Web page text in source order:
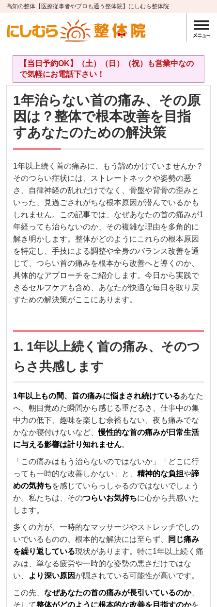
高知の整体【医療従事者やプロも通う整体院】にしむら整体院
【当日予約OK】（土）（日）（祝）も営業中なの
で気軽にお電話下さい！
1年治らない首の痛み、その原
因は？整体で根本改善を目指
すあなたのための解決策
1年以上続く首の痛みに、もう諦めかけていませんか？
そのつらい症状には、ストレートネックや姿勢の悪
さ、自律神経の乱れだけでなく、骨盤や背骨の歪みと
いった、見過ごされがちな根本原因が潜んでいるかも
しれません。この記事では、なぜあなたの首の痛みが1
年経っても治らないのか、その複雑な理由を多角的に
解き明かします。整体がどのようにこれらの根本原因
を特定し、手技による調整や全身のバランス改善を通
じて、つらい首の痛みを根本から改善へと導くのか、
具体的なアプローチをご紹介します。今日から実践で
きるセルフケアも含め、あなたが快適な毎日を取り戻
すための解決策がここにあります。
1. 1年以上続く首の痛み、そのつ
らさ共感します
1年以上もの間、首の痛みに悩まされ続けているあなた
へ。朝目覚めた瞬間から感じる重だるさ、仕事中の集
中力の低下、趣味を楽しむ余裕もない、夜も痛みでな
かなか寝付けないなど、慢性的な首の痛みが日常生活
に与える影響は計り知れません。
「この痛みはもう治らないのではないか」「どこに行
っても一時的な改善しかない」と、精神的な負担や諦
めの気持ちを感じていらっしゃるのではないでしょう
か。私たちは、そのつらいお気持ちに心から共感いた
します。
多くの方が、一時的なマッサージやストレッチでしの
いでいるものの、根本的な解決には至らず、
同じ痛み
を繰り返している現状があります。特に1年以上続く痛
みは、単なる疲労や一時的な姿勢の悪さだけではな
い、
より深い原因 が隠されている可能性が高いです。
この先、なぜあなたの首の痛みが長引いているのか、
そして整体がどのように根本的な改善を目指すのかを